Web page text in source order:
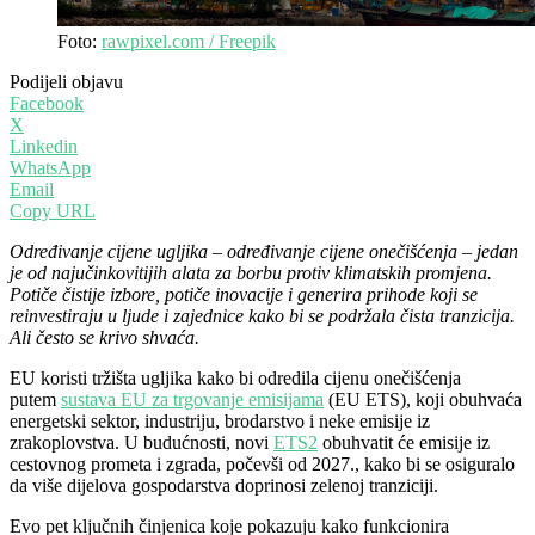
Foto: rawpixel.com / Freepik
Podijeli objavu
Facebook
X
Linkedin
WhatsApp
Email
Copy URL
Određivanje cijene ugljika – određivanje cijene onečišćenja – jedan
je od najučinkovitijih alata za borbu protiv klimatskih promjena.
Potiče čistije izbore, potiče inovacije i generira prihode koji se
reinvestiraju u ljude i zajednice kako bi se podržala čista tranzicija.
Ali često se krivo shvaća.
EU koristi tržišta ugljika kako bi odredila cijenu onečišćenja
putem sustava EU za trgovanje emisijama (EU ETS), koji obuhvaća
energetski sektor, industriju, brodarstvo i neke emisije iz
zrakoplovstva. U budućnosti, novi ETS2 obuhvatit će emisije iz
cestovnog prometa i zgrada, počevši od 2027., kako bi se osiguralo
da više dijelova gospodarstva doprinosi zelenoj tranziciji.
Evo pet ključnih činjenica koje pokazuju kako funkcionira